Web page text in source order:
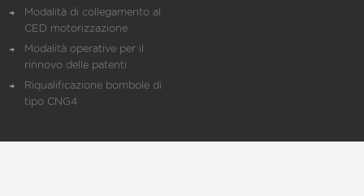
Modalità di collegamento al
CED motorizzazione
Modalità operative per il
rinnovo delle patenti
Riqualificazione bombole di
tipo CNG4